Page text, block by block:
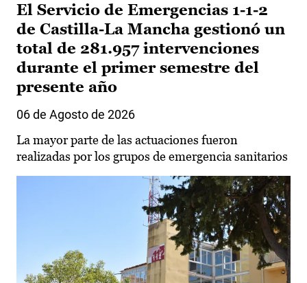
El Servicio de Emergencias 1-1-2
de Castilla-La Mancha gestionó un
total de 281.957 intervenciones
durante el primer semestre del
presente año
06 de Agosto de 2026
La mayor parte de las actuaciones fueron
realizadas por los grupos de emergencia sanitarios